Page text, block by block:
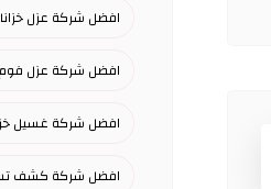
افضل شركة عزل
افضل شركة عزل فوم
افضل شركة غسيل
افضل شركة كشف